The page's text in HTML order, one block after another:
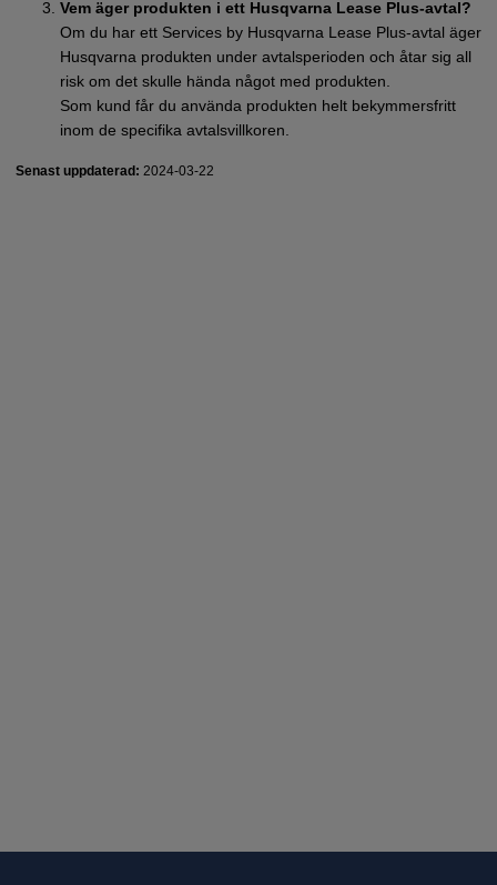
Vem äger produkten i ett Husqvarna Lease Plus-avtal?
Om du har ett Services by Husqvarna Lease Plus-avtal äger
Husqvarna produkten under avtalsperioden och åtar sig all
risk om det skulle hända något med produkten.
Som kund får du använda produkten helt bekymmersfritt
inom de specifika avtalsvillkoren.
Senast uppdaterad: 2024-03-22